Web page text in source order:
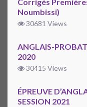
Corrigés
Noumbissi)
30681 Views
ANGLAIS-
2020
30415 Views
ÉPREUVE
SESSION 2021